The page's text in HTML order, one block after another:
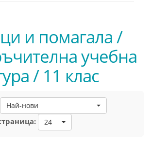
и помагала /
учебна
/ 11 клас
Най-нови
24